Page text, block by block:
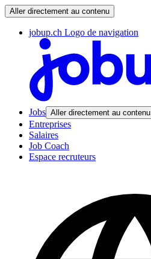
Aller directement au contenu
jobup.ch Logo de navigation
Jobs Aller directement au contenu
Entreprises
Salaires
Job Coach
Espace recruteurs